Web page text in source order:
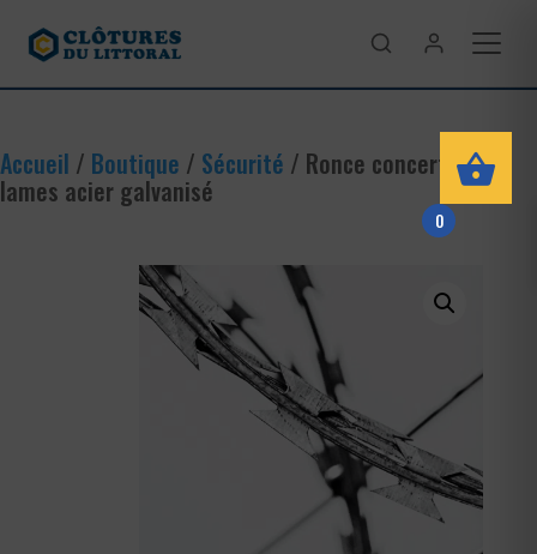
Accueil / Boutique / Sécurité / Ronce concertinas à
lames acier galvanisé
0